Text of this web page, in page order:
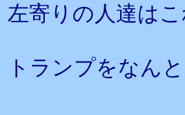
左寄りの人達は
トランプをなん